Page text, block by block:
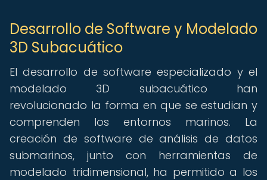
Desarrollo de Software y Modelado
3D Subacuático
El desarrollo de software especializado y el
modelado 3D subacuático han
revolucionado la forma en que se estudian y
comprenden los entornos marinos. La
creación de software de análisis de datos
submarinos, junto con herramientas de
modelado tridimensional, ha permitido a los